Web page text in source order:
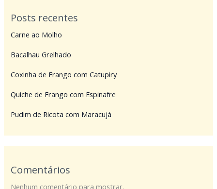
Posts recentes
Carne ao Molho
Bacalhau Grelhado
Coxinha de Frango com Catupiry
Quiche de Frango com Espinafre
Pudim de Ricota com Maracujá
Comentários
Nenhum comentário para mostrar.